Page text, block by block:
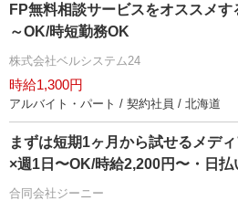
FP無料相談サービスをオススメす
～OK/時短勤務OK
株式会社ベルシステム24
時給1,300円
アルバイト・パート / 契約社員 / 北海道
まずは短期1ヶ月から試せるメデ
×週1日〜OK/時給2,200円〜・日払
合同会社ジーニー